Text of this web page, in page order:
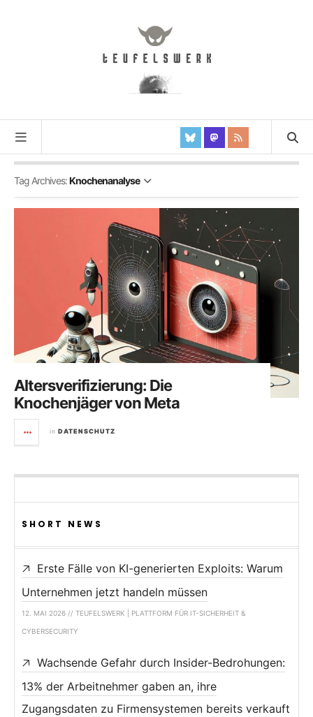
Tag Archives:Knochenanalyse
Altersverifizierung: Die
Knochenjäger von Meta
in DATENSCHUTZ
SHORT NEWS
Erste Fälle von KI-generierten Exploits: Warum
Unternehmen jetzt handeln müssen
12. MAI 2026 // TEUFELSWERK | PLATTFORM FÜR IT-SICHERHEIT &
CYBERSECURITY
Wachsende Gefahr durch Insider-Bedrohungen:
13% der Arbeitnehmer gaben an, ihre
Zugangsdaten zu Firmensystemen bereits verkauft